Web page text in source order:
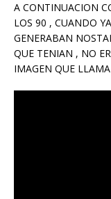
A CONTINUACION
LOS 90 , CUANDO
GENERABAN
QUE TENIAN , NO
IMAGEN QUE